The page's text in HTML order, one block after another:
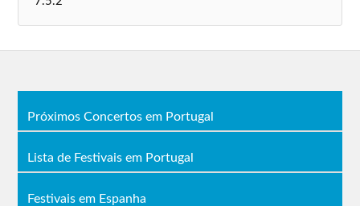
Próximos Concertos em Portugal
Lista de Festivais em Portugal
Festivais em Espanha